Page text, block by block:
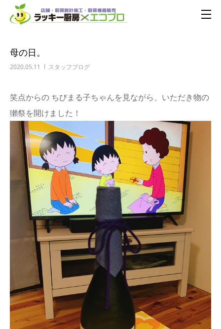
母の日。
2020.05.11 スタッフブログ
笑点からの ちびまる子ちゃんを見ながら、いただき物の
獺祭を開けました！